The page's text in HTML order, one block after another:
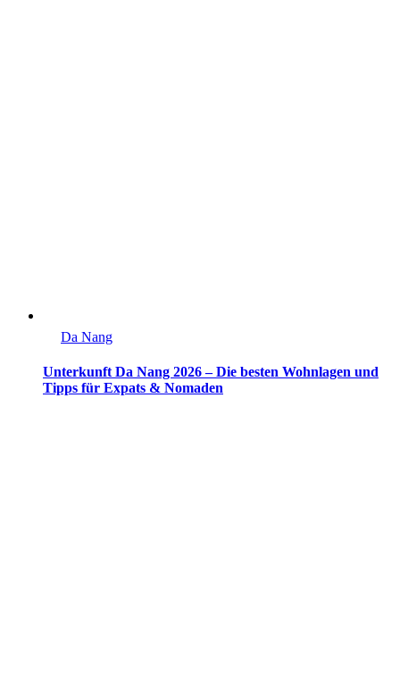
Da Nang
Unterkunft Da Nang 2026 – Die besten Wohnlagen und
Tipps für Expats & Nomaden